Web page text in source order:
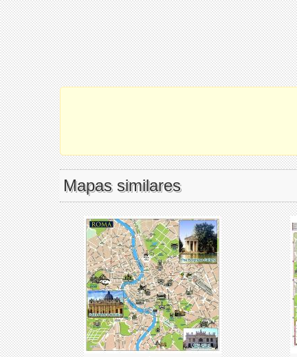
Mapas similares